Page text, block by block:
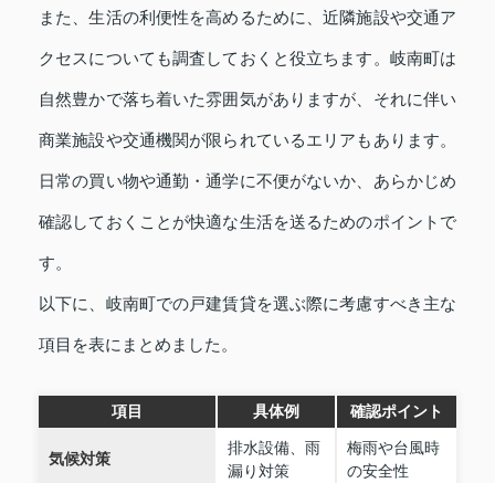
また、生活の利便性を高めるために、近隣施設や交通ア
クセスについても調査しておくと役立ちます。岐南町は
自然豊かで落ち着いた雰囲気がありますが、それに伴い
商業施設や交通機関が限られているエリアもあります。
日常の買い物や通勤・通学に不便がないか、あらかじめ
確認しておくことが快適な生活を送るためのポイントで
す。
以下に、岐南町での戸建賃貸を選ぶ際に考慮すべき主な
項目を表にまとめました。
項目 具体例 確認ポイント
気候対策
排水設備、雨
漏り対策
梅雨や台風時
の安全性